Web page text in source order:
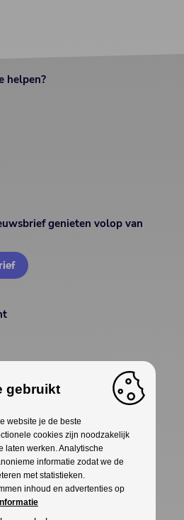
helpen?
genieten volop van
gebruikt
website je de beste
cookies zijn noodzakelijk
laten werken. Analytische
informatie zodat we de
met statistieken.
inhoud en advertenties op